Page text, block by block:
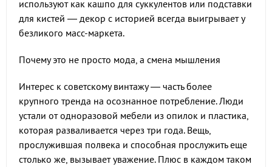
используют как кашпо для суккулентов или подставки
для кистей — декор с историей всегда выигрывает у
безликого масс-маркета.
Почему это не просто мода, а смена мышления
Интерес к советскому винтажу — часть более
крупного тренда на осознанное потребление. Люди
устали от одноразовой мебели из опилок и пластика,
которая разваливается через три года. Вещь,
прослужившая полвека и способная прослужить еще
столько же, вызывает уважение. Плюс в каждом таком